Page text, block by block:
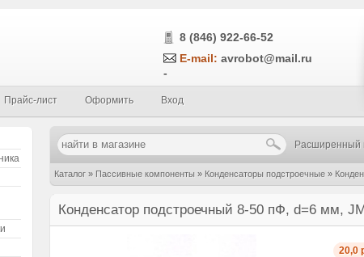
8 (846) 922-66-52
E-mail: avrobot@mail.ru
-
Прайс-лист Оформить Вход
Расширенный
Каталог » Пассивные компоненты » Конденсаторы подстроечные »
Конденсатор подстроечный 8-50 пФ, d=6 мм,
20,0